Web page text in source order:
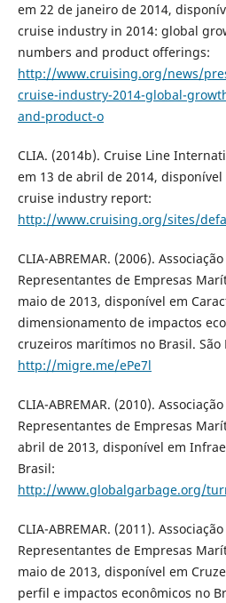
em 22 de janeiro de 2014,
cruise industry in 2014: global
numbers and product offerings:
http://www.cruising.org/news/
cruise-industry-2014-global-
and-product-o
CLIA. (2014b). Cruise Line
em 13 de abril de 2014,
cruise industry report:
http://www.cruising.org/sites/
CLIA-ABREMAR. (2006).
Representantes de Empresas
maio de 2013, disponível em
dimensionamento de impactos
cruzeiros marítimos no Brasil. São
http://migre.me/ePe7l
CLIA-ABREMAR. (2010).
Representantes de Empresas
abril de 2013, disponível em
Brasil:
http://www.globalgarbage.org/
CLIA-ABREMAR. (2011).
Representantes de Empresas
maio de 2013, disponível em
perfil e impactos econômicos no